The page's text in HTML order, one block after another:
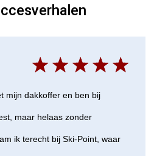
mijn dakkoffer en ben bij
maar helaas zonder
ik terecht bij Ski-Point, waar